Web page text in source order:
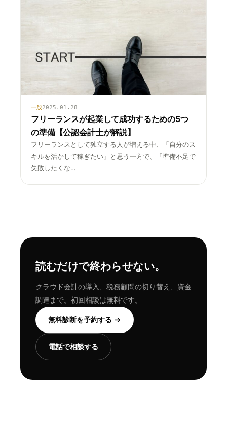
一般2025.01.28
フリーランスが起業して成功するための5つ
の準備【公認会計士が解説】
フリーランスとして独立する人が増える中、「自分のス
キルを活かして稼ぎたい」と思う一方で、「準備不足で
失敗したくな…
読むだけで終わらせない。
クラウド会計の導入、税務顧問の切り替え、資金
調達まで。初回相談は無料です。
無料診断を予約する →
電話で相談する